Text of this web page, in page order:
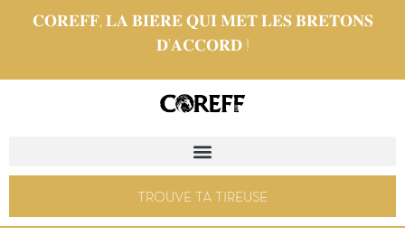
𝐂𝐎𝐑𝐄𝐅𝐅, 𝐋𝐀 𝐁𝐈𝐄̀𝐑𝐄 𝐐𝐔𝐈 𝐌𝐄𝐓 𝐋𝐄𝐒 𝐁𝐑𝐄𝐓𝐎𝐍𝐒
𝐃’𝐀𝐂𝐂𝐎𝐑𝐃 !
TROUVE TA TIREUSE